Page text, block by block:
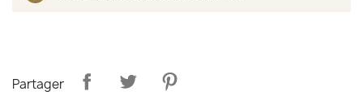
Partager